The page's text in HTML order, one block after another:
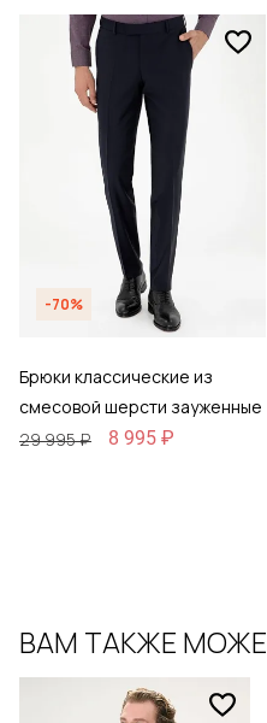
-70%
Брюки классические из
смесовой шерсти зауженные
29 995 ₽
8 995 ₽
ВАМ ТАКЖЕ